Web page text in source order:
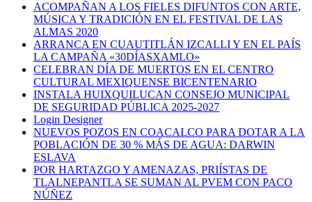
ACOMPAÑAN A LOS FIELES DIFUNTOS CON ARTE,
MÚSICA Y TRADICIÓN EN EL FESTIVAL DE LAS
ALMAS 2020
ARRANCA EN CUAUTITLÁN IZCALLI Y EN EL PAÍS
LA CAMPAÑA «30DÍASXAMLO»
CELEBRAN DÍA DE MUERTOS EN EL CENTRO
CULTURAL MEXIQUENSE BICENTENARIO
INSTALA HUIXQUILUCAN CONSEJO MUNICIPAL
DE SEGURIDAD PÚBLICA 2025-2027
Login Designer
NUEVOS POZOS EN COACALCO PARA DOTAR A LA
POBLACIÓN DE 30 % MÁS DE AGUA: DARWIN
ESLAVA
POR HARTAZGO Y AMENAZAS, PRIÍSTAS DE
TLALNEPANTLA SE SUMAN AL PVEM CON PACO
NÚÑEZ